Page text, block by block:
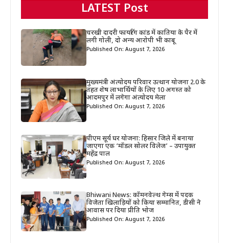
LATEST Post
चरखी दादरी फायरिंग कांड में कातिया के पैर में
लगी गोली, दो अन्य आरोपी भी काबू
Published On: August 7, 2026
मुख्यमंत्री अंत्योदय परिवार उत्थान योजना 2.0 के
तहत शेष लाभार्थियों के लिए 10 अगस्त को
आदमपुर में लगेगा अंत्योदय मेला
Published On: August 7, 2026
पीएम सूर्य घर योजना: हिसार जिले में बनाया
जाएगा एक ‘मॉडल सोलर विलेज’ – उपायुक्त
महेंद्र पाल
Published On: August 7, 2026
Bhiwani News: कॉमनवेल्थ गेम्स में पदक
विजेता खिलाड़ियों को किया सम्मानित, डीसी ने
आवास पर दिया प्रीति भोज
Published On: August 7, 2026